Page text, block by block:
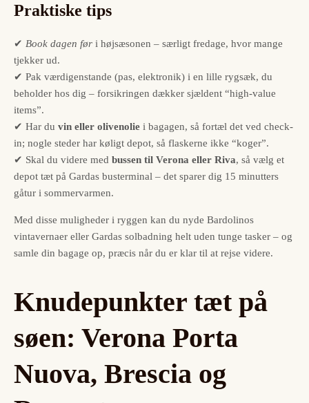
Praktiske tips
✔ Book dagen før i højsæsonen – særligt fredage, hvor mange
tjekker ud.
✔ Pak værdigenstande (pas, elektronik) i en lille rygsæk, du
beholder hos dig – forsikringen dækker sjældent “high-value
items”.
✔ Har du vin eller olivenolie i bagagen, så fortæl det ved check-
in; nogle steder har køligt depot, så flaskerne ikke “koger”.
✔ Skal du videre med bussen til Verona eller Riva, så vælg et
depot tæt på Gardas busterminal – det sparer dig 15 minutters
gåtur i sommervarmen.
Med disse muligheder i ryggen kan du nyde Bardolinos
vintavernaer eller Gardas solbadning helt uden tunge tasker – og
samle din bagage op, præcis når du er klar til at rejse videre.
Knudepunkter tæt på
søen: Verona Porta
Nuova, Brescia og